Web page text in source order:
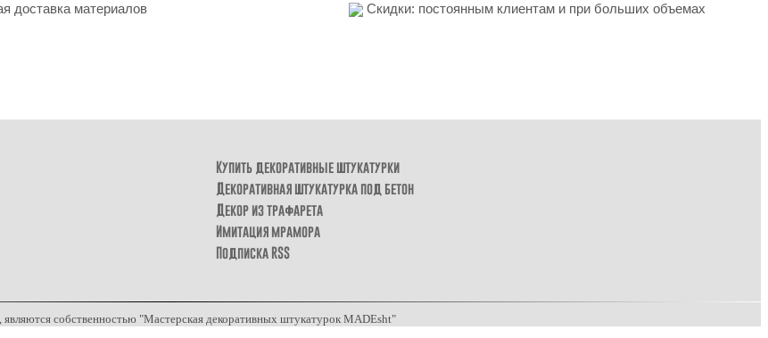
доставка материалов
Скидки: постоянным клиентам и при больших объемах
Купить декоративные штукатурки
Декоративная штукатурка под бетон
Декор из трафарета
Имитация мрамора
Подписка RSS
собственностью "Мастерская декоративных штукатурок MADEsht"